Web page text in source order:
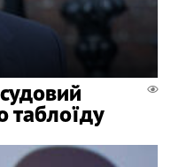
таблоїду